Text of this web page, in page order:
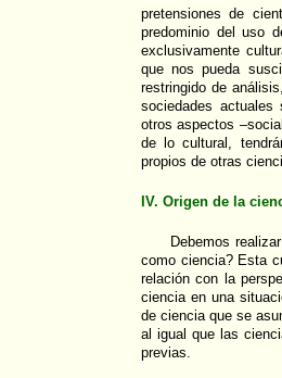
pretensiones de
predominio del uso
exclusivamente
que nos pueda
restringido de
sociedades
otros aspectos
de lo cultural,
propios de otras
IV. Origen de la
Debemos
como ciencia? Esta
relación con la
ciencia en una
de ciencia que se
al igual que las
previas.